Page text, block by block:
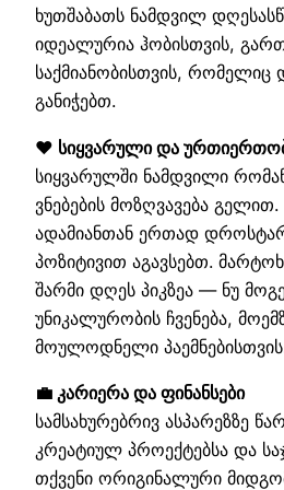
ხუთშაბათს ნამდვილ
იდეალურია ჰობისთვის,
საქმიანობისთვის,
განიჭებთ.
❤️ სიყვარული და
სიყვარულში ნამდვილი
ვნებების მოზღვავება
ადამიანთან ერთად
პოზიტივით აგავსებთ.
შარმი დღეს პიკზეა — ნუ
უნიკალურობის ჩვენება,
მოულოდნელი
💼 კარიერა და ფინანსები
სამსახურებრივ ასპარეზზე
კრეატიულ პროექტებსა და
თქვენი ორიგინალური